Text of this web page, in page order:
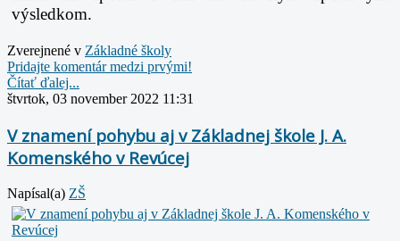
výsledkom.
Zverejnené v Základné školy
Pridajte komentár medzi prvými!
Čítať ďalej...
štvrtok, 03 november 2022 11:31
V znamení pohybu aj v Základnej škole J. A.
Komenského v Revúcej
Napísal(a) ZŠ